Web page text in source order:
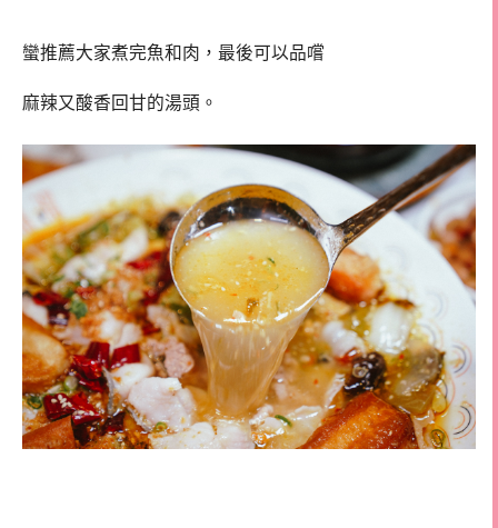
蠻推薦大家煮完魚和肉，最後可以品嚐
麻辣又酸香回甘的湯頭。